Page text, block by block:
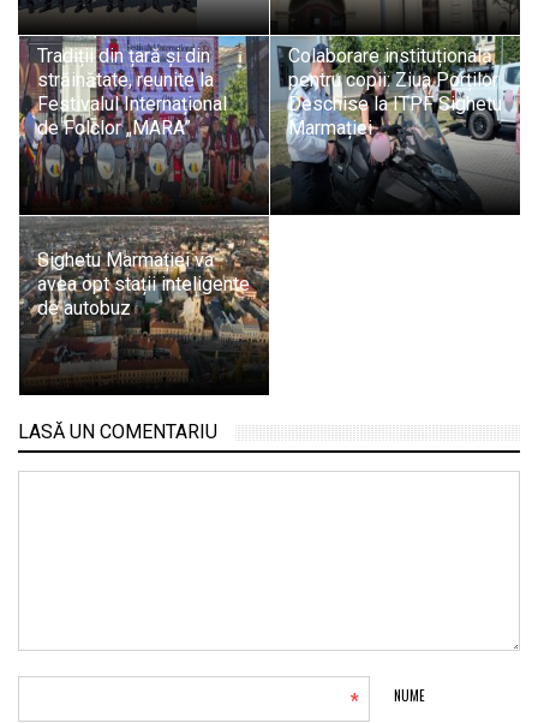
Tradiții din țară și din
străinătate, reunite la
Festivalul Internațional
de Folclor „MARA”
Colaborare instituțională
pentru copii: Ziua Porților
Deschise la ITPF Sighetu
Marmației
Sighetu Marmației va
avea opt stații inteligente
de autobuz
LASĂ UN COMENTARIU
NUME
*